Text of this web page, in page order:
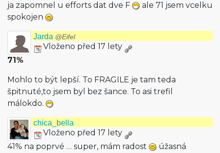
ja zapomnel u efforts dat dve F
ale 71 jsem vcelku
spokojen
Jarda @Eifel
Vloženo před 17 lety
71%
Mohlo to být lepší. To FRAGILE je tam teda
špitnuté,to jsem byl bez šance. To asi trefil
málokdo.
chica_bella
Vloženo před 17 lety
41% na poprvé … super, mám radost
úžasná